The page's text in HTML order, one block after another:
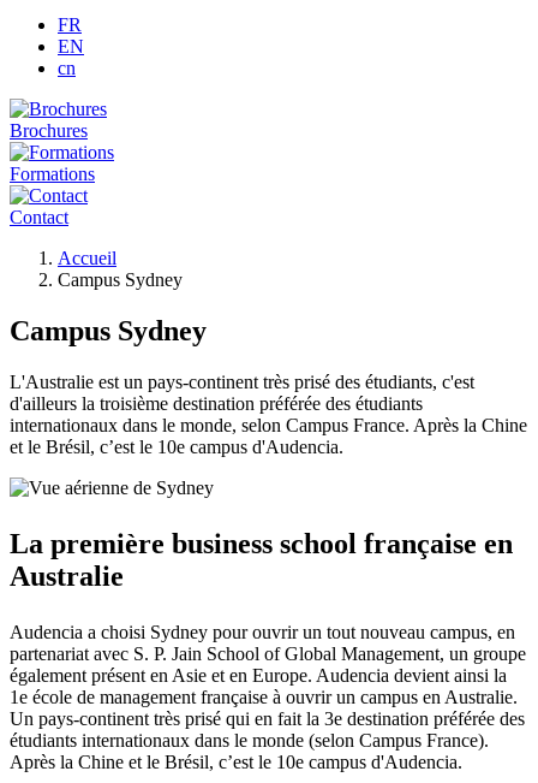
FR
EN
cn
Brochures
Formations
Contact
d'Ariane
Accueil
Campus Sydney
Campus Sydney
L'Australie est un pays-continent très prisé des étudiants, c'est
d'ailleurs la troisième destination préférée des étudiants
internationaux dans le monde, selon Campus France. Après la Chine
et le Brésil, c’est le 10e campus d'Audencia.
La première business school française en
Australie
Audencia a choisi Sydney pour ouvrir un tout nouveau campus, en
partenariat avec S. P. Jain School of Global Management, un groupe
également présent en Asie et en Europe. Audencia devient ainsi la
1e école de management française à ouvrir un campus en Australie.
Un pays-continent très prisé qui en fait la 3e destination préférée des
étudiants internationaux dans le monde (selon Campus France).
Après la Chine et le Brésil, c’est le 10e campus d'Audencia.